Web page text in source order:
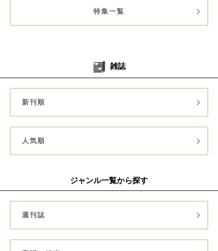
特集一覧
雑誌
新刊順
人気順
ジャンル一覧から探す
週刊誌